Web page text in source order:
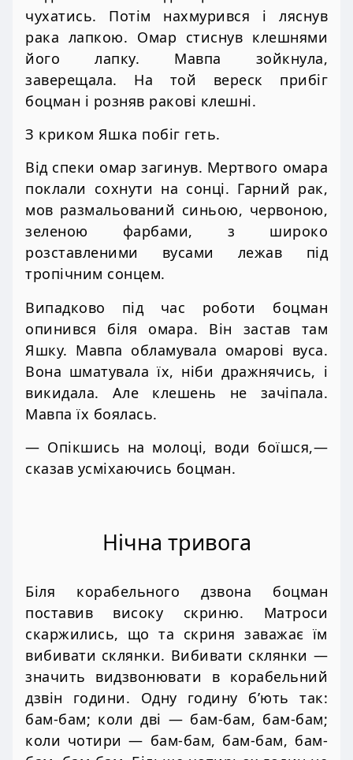
чухатись. Потім нахмурився і ляснув
рака лапкою. Омар стиснув клешнями
його лапку. Мавпа зойкнула,
заверещала. На той вереск прибіг
боцман і розняв ракові клешні.
З криком Яшка побіг геть.
Від спеки омар загинув. Мертвого омара
поклали сохнути на сонці. Гарний рак,
мов размальований синьою, червоною,
зеленою фарбами, з широко
розставленими вусами лежав під
тропічним сонцем.
Випадково під час роботи боцман
опинився біля омара. Він застав там
Яшку. Мавпа обламувала омарові вуса.
Вона шматувала їх, ніби дражнячись, і
викидала. Але клешень не зачіпала.
Мавпа їх боялась.
— Опікшись на молоці, води боїшся,—
сказав усміхаючись боцман.
Нічна тривога
Біля корабельного дзвона боцман
поставив високу скриню. Матроси
скаржились, що та скриня заважає їм
вибивати склянки. Вибивати склянки —
значить видзвонювати в корабельний
дзвін години. Одну годину б’ють так:
бам-бам; коли дві — бам-бам, бам-бам;
коли чотири — бам-бам, бам-бам, бам-